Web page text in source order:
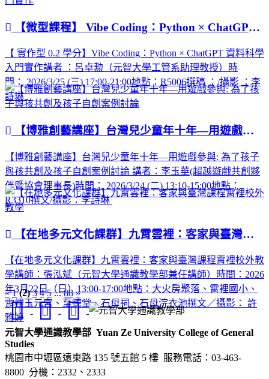
【微型課程】 Vibe Coding：Python × ChatGPT 資料科學入門實作
【 實作型 0.2 學分】Vibe Coding：Python × ChatGPT 資料科學
入門實作講者 ：呂卓勲（元智大學工管系助理教授）時
間： 2026/3/25 (三) 17:00-21:00地點：R5006撰稿 ：/攝影 ：李
詩琳
【博雅創藝講座】台灣兒少童年十年—用遊戲參與: 為了孩子與孩共創及孩子自創案例討論
【博雅創藝講座】台灣兒少童年十年—用遊戲參與: 為了孩子
與孩共創及孩子自創案例討論 講者：李玉華(超越遊戲共創夥
伴暨協會理事長)時間： 2026/3/24 (二) 13:10-15:00地點：
R3310撰文/攝影：李詩琳
【在地多元文化課群】九霄雲裡：客家與臺灣課程霄裡校外教學
【在地多元文化課群】九霄雲裡：客家與臺灣課程霄裡校外教
學講師：張泓斌（元智大學通識教學部兼任講師）時間：2026
年3月22日（日）13:00-17:00地點：大火房聚落、霄裡國小、
霄裡玉元宮、至德堂、石母祠、石母浣衣池撰文／攝影： 許
雅婷
« 1 (2) 3 4 5...88 »
元智大學通識教學部 Yuan Ze University College of General
Studies
桃園市中壢區遠東路 135 號五館 5 樓 服務電話：03-463-
8800 分機：2332、2333